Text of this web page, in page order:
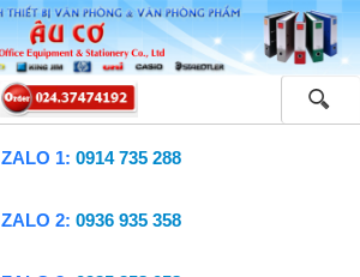
ZALO 1: 0914 735 288
ZALO 2: 0936 935 358